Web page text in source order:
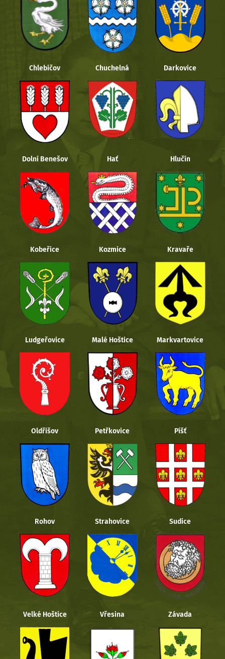
Chlebičov Chuchelná Darkovice
Dolní Benešov Hať Hlučín
Kobeřice Kozmice Kravaře
Ludgeřovice Malé Hoštice Markvartovice
Oldřišov Petřkovice Píšť
Rohov Strahovice Sudice
Velké Hoštice Vřesina Závada